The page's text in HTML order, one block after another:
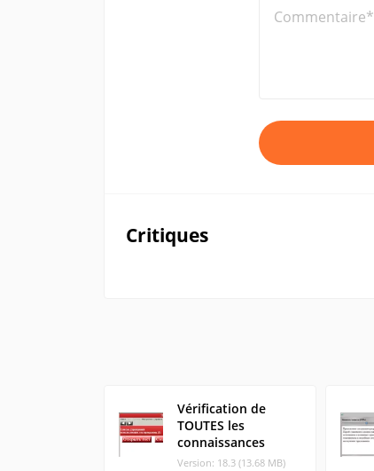
Commentaire*
Critiques
Vérification de
TOUTES les
connaissances
Version: 18.3 (13.68 MB)